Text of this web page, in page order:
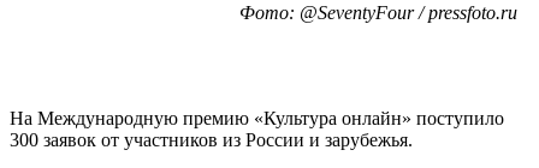
Фото: @SeventyFour / pressfoto.ru
На Международную премию «Культура онлайн» поступило
300 заявок от участников из России и зарубежья.